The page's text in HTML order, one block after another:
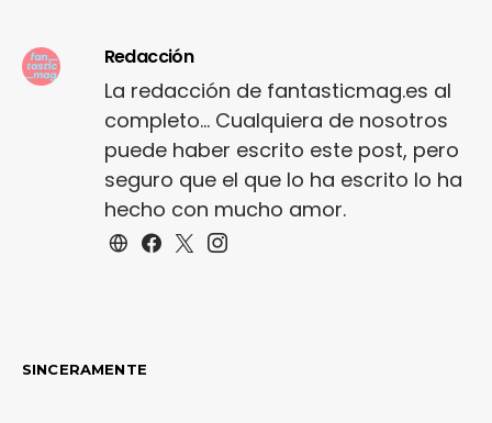
Redacción
La redacción de fantasticmag.es al
completo... Cualquiera de nosotros
puede haber escrito este post, pero
seguro que el que lo ha escrito lo ha
hecho con mucho amor.
SINCERAMENTE